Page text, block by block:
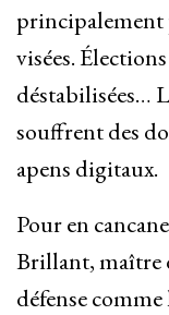
principalement
visées.
déstabilisées…
souffrent des
apens digitaux.
Pour en
Brillant, maître
défense